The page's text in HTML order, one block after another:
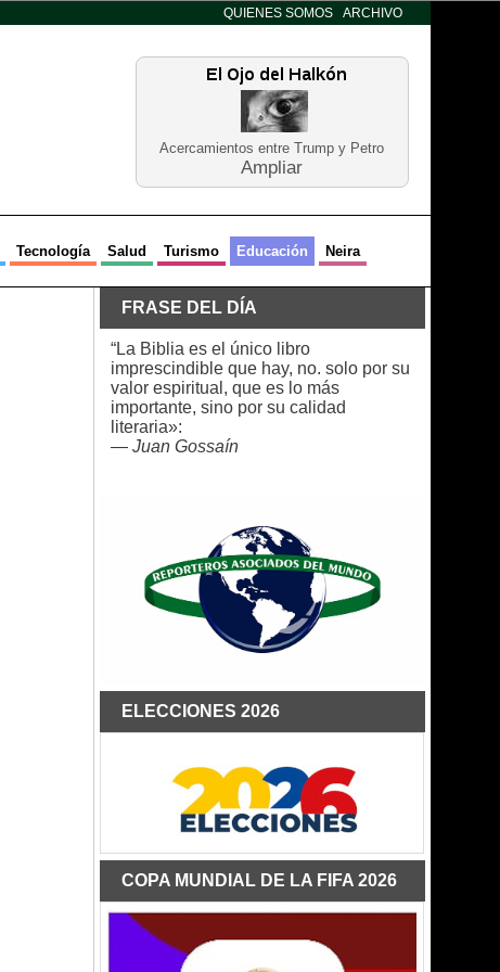
QUIENES SOMOS ARCHIVO
Acercamientos entre Trump y Petro
Ampliar
Tecnología Salud Turismo Educación Neira
FRASE DEL DÍA
“La Biblia es el único libro
imprescindible que hay, no. solo por su
valor espiritual, que es lo más
importante, sino por su calidad
literaria»:
— Juan Gossaín
ELECCIONES 2026
COPA MUNDIAL DE LA FIFA 2026